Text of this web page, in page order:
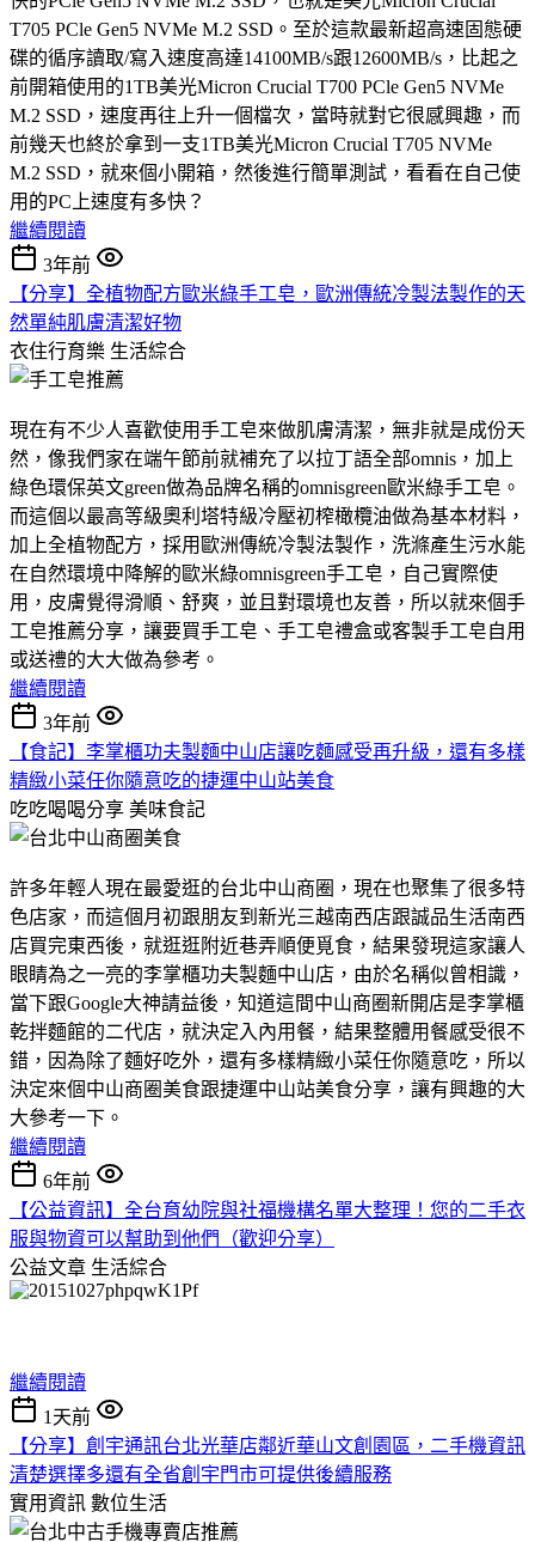
T705 PCle Gen5 NVMe M.2 SSD。至於這款最新超高速固態硬
碟的循序讀取/寫入速度高達14100MB/s跟12600MB/s，比起之
前開箱使用的1TB美光Micron Crucial T700 PCle Gen5 NVMe
M.2 SSD，速度再往上升一個檔次，當時就對它很感興趣，而
前幾天也終於拿到一支1TB美光Micron Crucial T705 NVMe
M.2 SSD，就來個小開箱，然後進行簡單測試，看看在自己使
用的PC上速度有多快？
繼續閱讀
3年前
【分享】全植物配方歐米綠手工皂，歐洲傳統冷製法製作的天
然單純肌膚清潔好物
衣住行育樂 生活綜合
現在有不少人喜歡使用手工皂來做肌膚清潔，無非就是成份天
然，像我們家在端午節前就補充了以拉丁語全部omnis，加上
綠色環保英文green做為品牌名稱的omnisgreen歐米綠手工皂。
而這個以最高等級奧利塔特級冷壓初榨橄欖油做為基本材料，
加上全植物配方，採用歐洲傳統冷製法製作，洗滌產生污水能
在自然環境中降解的歐米綠omnisgreen手工皂，自己實際使
用，皮膚覺得滑順、舒爽，並且對環境也友善，所以就來個手
工皂推薦分享，讓要買手工皂、手工皂禮盒或客製手工皂自用
或送禮的大大做為參考。
繼續閱讀
3年前
【食記】李掌櫃功夫製麵中山店讓吃麵感受再升級，還有多樣
精緻小菜任你隨意吃的捷運中山站美食
吃吃喝喝分享 美味食記
許多年輕人現在最愛逛的台北中山商圈，現在也聚集了很多特
色店家，而這個月初跟朋友到新光三越南西店跟誠品生活南西
店買完東西後，就逛逛附近巷弄順便覓食，結果發現這家讓人
眼睛為之一亮的李掌櫃功夫製麵中山店，由於名稱似曾相識，
當下跟Google大神請益後，知道這間中山商圈新開店是李掌櫃
乾拌麵館的二代店，就決定入內用餐，結果整體用餐感受很不
錯，因為除了麵好吃外，還有多樣精緻小菜任你隨意吃，所以
決定來個中山商圈美食跟捷運中山站美食分享，讓有興趣的大
大參考一下。
繼續閱讀
6年前
【公益資訊】全台育幼院與社福機構名單大整理！您的二手衣
服與物資可以幫助到他們（歡迎分享）
公益文章 生活綜合
繼續閱讀
1天前
【分享】創宇通訊台北光華店鄰近華山文創園區，二手機資訊
清楚選擇多還有全省創宇門市可提供後續服務
實用資訊 數位生活